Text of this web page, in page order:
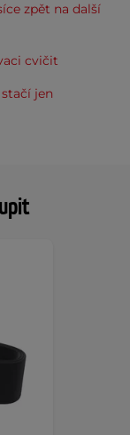
zpět na další
cvičit
jen